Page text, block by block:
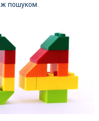
пошуком.